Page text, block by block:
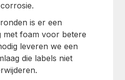
is er een
met foam voor betere
leveren we een
die labels niet